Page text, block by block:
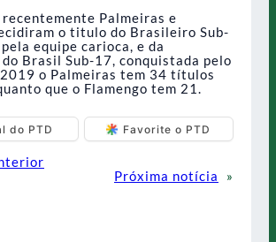
recentemente Palmeiras e
o titulo do Brasileiro Sub-
equipe carioca, e da
do Brasil Sub-17, conquistada pelo
2019 o Palmeiras tem 34 títulos
que o Flamengo tem 21.
do PTD Favorite o PTD
Próxima notícia
»